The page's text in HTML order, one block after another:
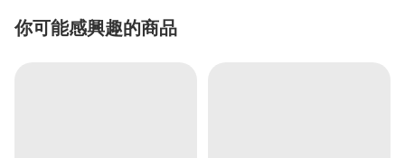
你可能感興趣的商品